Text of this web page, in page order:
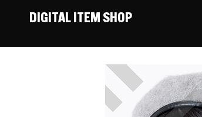
DIGITAL ITEM SHOP